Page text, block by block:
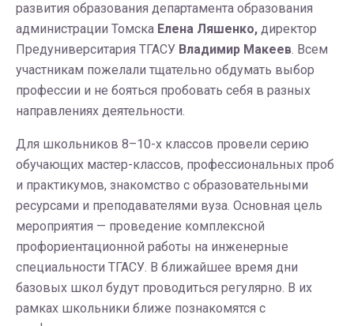
развития образования департамента образования
администрации Томска Елена Ляшенко, директор
Предуниверситария ТГАСУ Владимир Макеев. Всем
участникам пожелали тщательно обдумать выбор
профессии и не бояться пробовать себя в разных
направлениях деятельности.
Для школьников 8–10-х классов провели серию
обучающих мастер-классов, профессиональных проб
и практикумов, знакомство с образовательными
ресурсами и преподавателями вуза. Основная цель
мероприятия — проведение комплексной
профориентационной работы на инженерные
специальности ТГАСУ. В ближайшее время дни
базовых школ будут проводиться регулярно. В их
рамках школьники ближе познакомятся с